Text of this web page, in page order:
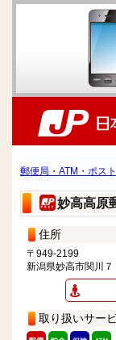
郵便局・ATM・ポス
妙高高原
住所
〒949-2199
新潟県妙高市関川７
取り扱いサー